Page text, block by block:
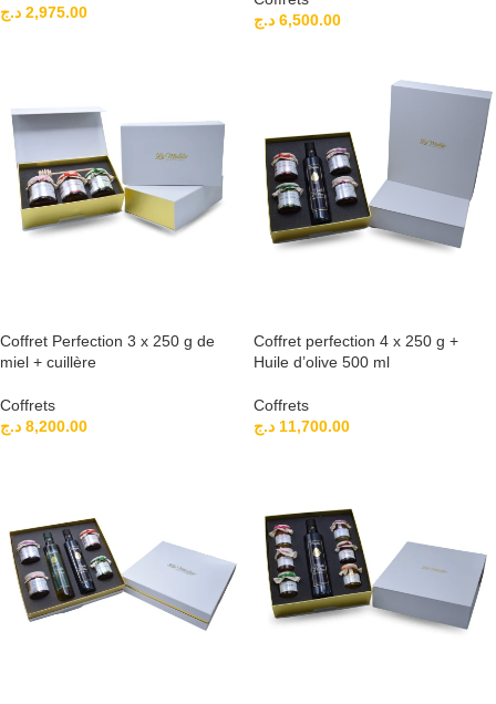
2,975.00 د.ج
6,500.00 د.ج
Coffret Perfection 3 x 250 g de
miel + cuillère
Coffrets
8,200.00 د.ج
Coffret perfection 4 x 250 g +
Huile d’olive 500 ml
Coffrets
11,700.00 د.ج